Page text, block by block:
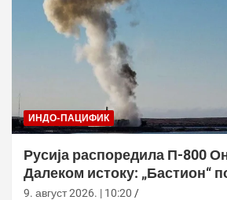
ИНДО-ПАЦИФИК
Русија распоредила П-800
Далеком истоку: „Бастион“
Куриле, Камчатку и Чукотку
9. август 2026. | 10:20